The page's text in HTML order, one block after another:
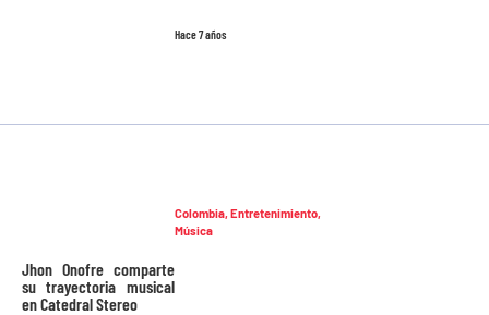
Hace 7 años
Colombia,Entretenimiento,
Música
Jhon Onofre comparte
su trayectoria musical
en Catedral Stereo